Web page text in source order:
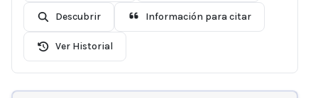
Descubrir Información para citar
Ver Historial